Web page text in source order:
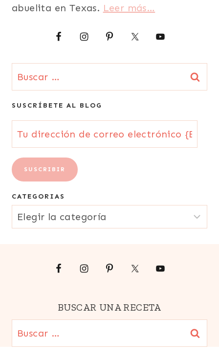
abuelita en Texas. Leer más…
Buscar:
SUSCRÍBETE AL BLOG
Tu
dirección
de
correo
electrónico
{Email}
SUSCRIBIR
CATEGORIAS
CATEGORIAS
BUSCAR UNA RECETA
Buscar: